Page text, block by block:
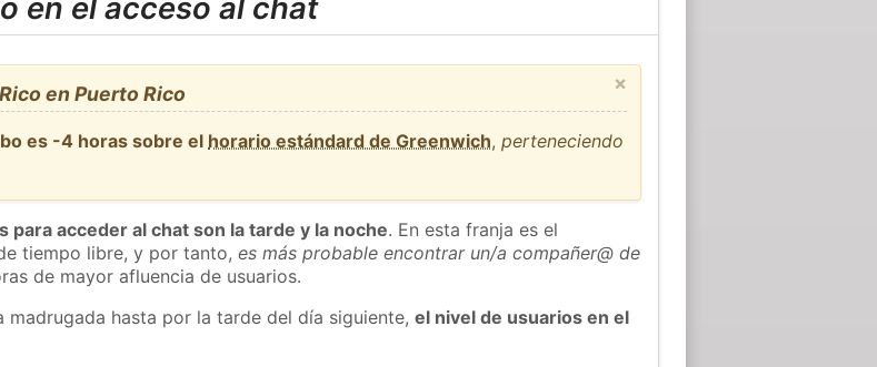
en el acceso al chat
×
en Puerto Rico
es -4 horas sobre el horario estándard de Greenwich,perteneciendo
para acceder al chat son la tarde y la noche. En esta franja es el
tiempo libre, y por tanto,es más probable encontrar un/a compañer@ de
de mayor afluencia de usuarios.
hasta por la tarde del día siguiente,el nivel de usuarios en el